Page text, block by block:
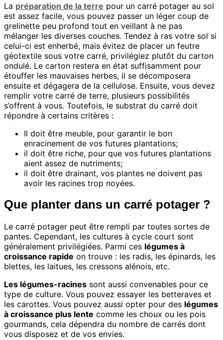
La préparation de la terre pour un carré potager au sol
est assez facile, vous pouvez passer un léger coup de
grelinette peu profond tout en veillant à ne pas
mélanger les diverses couches. Tendez à ras votre sol si
celui-ci est enherbé, mais évitez de placer un feutre
géotextile sous votre carré, privilégiez plutôt du carton
ondulé. Le carton restera en état suffisamment pour
étouffer les mauvaises herbes, il se décomposera
ensuite et dégagera de la cellulose. Ensuite, vous devez
remplir votre carré de terre, plusieurs possibilités
s’offrent à vous. Toutefois, le substrat du carré doit
répondre à certains critères :
Il doit être meuble, pour garantir le bon
enracinement de vos futures plantations;
il doit être riche, pour que vos futures plantations
aient assez de nutriments;
il doit être drainant, vos plantes ne doivent pas
avoir les racines trop noyées.
Que planter dans un carré potager ?
Le carré potager peut être rempli par toutes sortes de
pantes. Cependant, les cultures à cycle court sont
généralement privilégiées. Parmi ces légumes à
croissance rapide on trouve : les radis, les épinards, les
blettes, les laitues, les cressons alénois, etc.
Les légumes-racines sont aussi convenables pour ce
type de culture. Vous pouvez essayer les betteraves et
les carottes. Vous pouvez aussi opter pour des légumes
à croissance plus lente comme les choux ou les pois
gourmands, cela dépendra du nombre de carrés dont
vous disposez et de vos envies.